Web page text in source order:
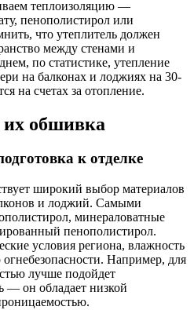
теплоизоляцию —
пенополистирол или
что утеплитель должен
между стенами и
по статистике, утепление
на балконах и лоджиях на 30-
на счетах за отопление.
их обшивка
к отделке
широкий выбор материалов
и лоджий. Самыми
минераловатные
пенополистирол.
условия региона, влажность
Например, для
лучше подойдет
— он обладает низкой